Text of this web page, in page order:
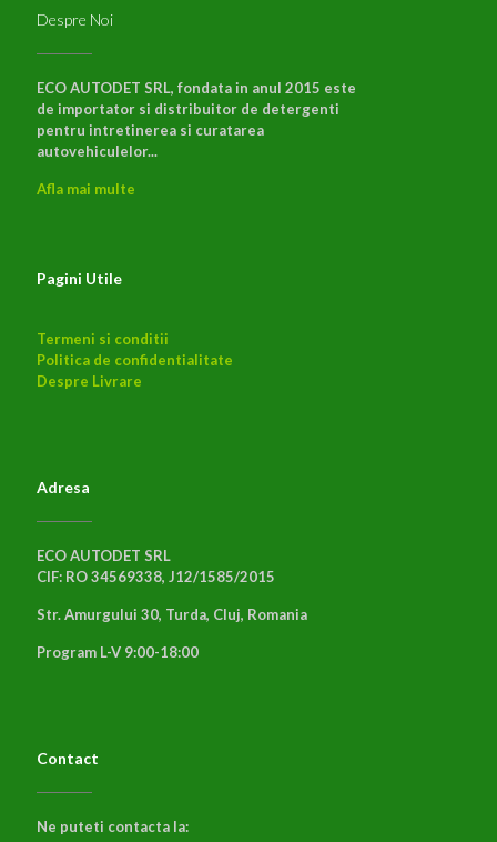
Despre Noi
ECO AUTODET SRL, fondata in anul 2015 este
de importator si distribuitor de detergenti
pentru intretinerea si curatarea
autovehiculelor...
Afla mai multe
Pagini Utile
Termeni si conditii
Politica de confidentialitate
Despre Livrare
Adresa
ECO AUTODET SRL
CIF: RO 34569338, J12/1585/2015
Str. Amurgului 30, Turda, Cluj, Romania
Program L-V 9:00-18:00
Contact
Ne puteti contacta la: